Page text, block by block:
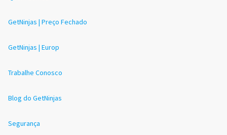
GetNinjas | Preço Fechado
GetNinjas | Europ
Trabalhe Conosco
Blog do GetNinjas
Segurança